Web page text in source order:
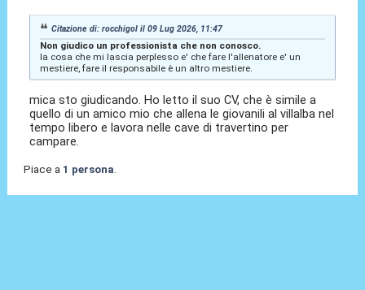
Citazione di: rocchigol il 09 Lug 2026, 11:47
Non giudico un professionista che non conosco.
la cosa che mi lascia perplesso e' che fare l'allenatore e' un
mestiere, fare il responsabile è un altro mestiere.
mica sto giudicando. Ho letto il suo CV, che è simile a
quello di un amico mio che allena le giovanili al villalba nel
tempo libero e lavora nelle cave di travertino per
campare.
Piace a 1 persona